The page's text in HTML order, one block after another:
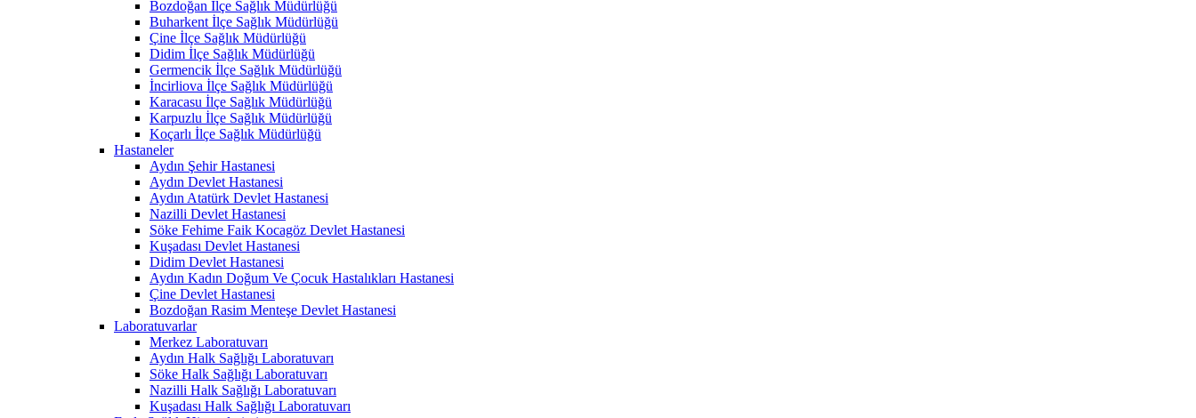
Bozdoğan İlçe Sağlık Müdürlüğü
Buharkent İlçe Sağlık Müdürlüğü
Çine İlçe Sağlık Müdürlüğü
Didim İlçe Sağlık Müdürlüğü
Germencik İlçe Sağlık Müdürlüğü
İncirliova İlçe Sağlık Müdürlüğü
Karacasu İlçe Sağlık Müdürlüğü
Karpuzlu İlçe Sağlık Müdürlüğü
Koçarlı İlçe Sağlık Müdürlüğü
Hastaneler
Aydın Şehir Hastanesi
Aydın Devlet Hastanesi
Aydın Atatürk Devlet Hastanesi
Nazilli Devlet Hastanesi
Söke Fehime Faik Kocagöz Devlet Hastanesi
Kuşadası Devlet Hastanesi
Didim Devlet Hastanesi
Aydın Kadın Doğum Ve Çocuk Hastalıkları Hastanesi
Çine Devlet Hastanesi
Bozdoğan Rasim Menteşe Devlet Hastanesi
Laboratuvarlar
Merkez Laboratuvarı
Aydın Halk Sağlığı Laboratuvarı
Söke Halk Sağlığı Laboratuvarı
Nazilli Halk Sağlığı Laboratuvarı
Kuşadası Halk Sağlığı Laboratuvarı